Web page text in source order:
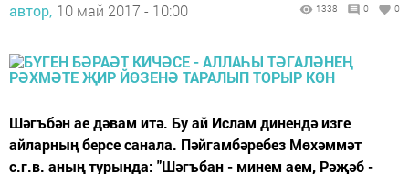
автор, 10 май 2017 - 10:00 1338 0 0
Шәгъбән ае дәвам итә. Бу ай Ислам динендә изге
айларның берсе санала. Пәйгамбәребез Мөхәммәт
с.г.в. аның турында: "Шәгъбан - минем аем, Рәҗәб -